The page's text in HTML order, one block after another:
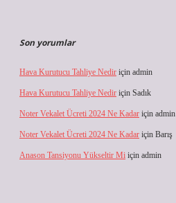
Son yorumlar
Hava Kurutucu Tahliye Nedir için admin
Hava Kurutucu Tahliye Nedir için Sadık
Noter Vekalet Ücreti 2024 Ne Kadar için admin
Noter Vekalet Ücreti 2024 Ne Kadar için Barış
Anason Tansiyonu Yükseltir Mi için admin